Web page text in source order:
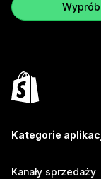
Kategorie
Kanały sprzedaży